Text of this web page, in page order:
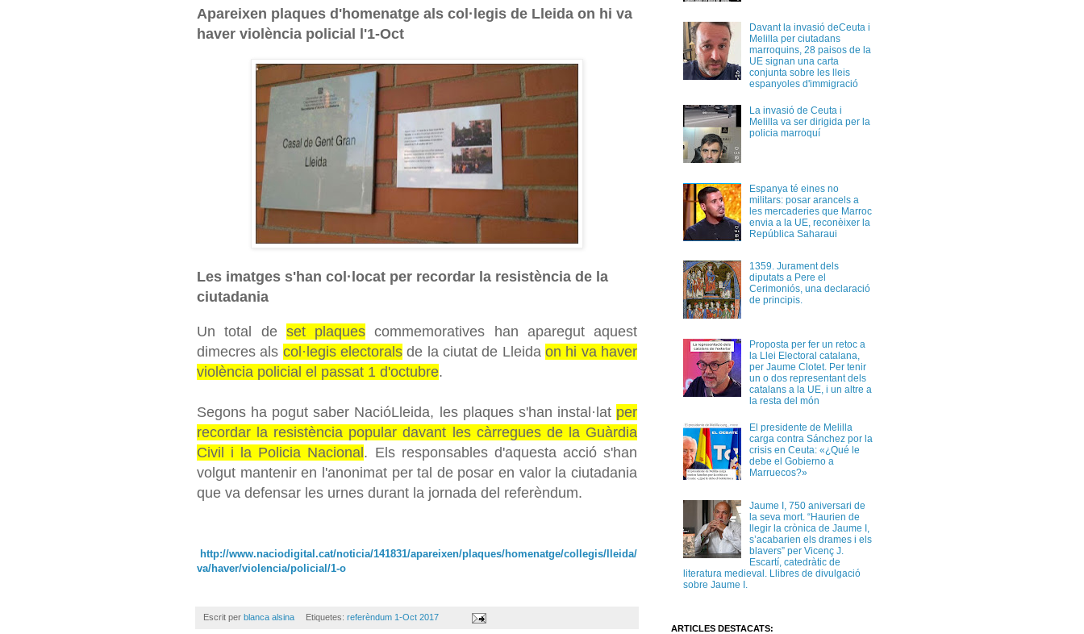
Apareixen plaques d'homenatge als col·legis de Lleida on hi va
haver violència policial l'1-Oct
Les imatges s'han col·locat per recordar la resistència de la
ciutadania
Un total de set plaques commemoratives han aparegut aquest
dimecres als col·legis electorals de la ciutat de Lleidaon hi va haver
violència policial el passat 1 d'octubre.
Segons ha pogut saber NacióLleida, les plaques s'han instal·lat per
recordar la resistència popular davant les càrregues de la Guàrdia
Civil i la Policia Nacional . Els responsables d'aquesta acció s'han
volgut mantenir en l'anonimat per tal de posar en valor la ciutadania
que va defensar les urnes durant la jornada del referèndum.
http://www.naciodigital.cat/noticia/141831/apareixen/plaques/homenatge/collegis/lleida/
va/haver/violencia/policial/1-o
Escrit per blanca alsina Etiquetes: referèndum 1-Oct 2017
Davant la invasió deCeuta i
Melilla per ciutadans
marroquins, 28 paisos de la
UE signan una carta
conjunta sobre les lleis
espanyoles d'immigració
La invasió de Ceuta i
Melilla va ser dirigida per la
policia marroquí
Espanya té eines no
militars: posar arancels a
les mercaderies que Marroc
envia a la UE, reconèixer la
República Saharaui
1359. Jurament dels
diputats a Pere el
Cerimoniós, una declaració
de principis.
Proposta per fer un retoc a
la Llei Electoral catalana,
per Jaume Clotet. Per tenir
un o dos representant dels
catalans a la UE, i un altre a
la resta del món
El presidente de Melilla
carga contra Sánchez por la
crisis en Ceuta: «¿Qué le
debe el Gobierno a
Marruecos?»
Jaume I, 750 aniversari de
la seva mort. “Haurien de
llegir la crònica de Jaume I,
s’acabarien els drames i els
blavers” per Vicenç J.
Escartí, catedràtic de
literatura medieval. Llibres de divulgació
sobre Jaume I.
ARTICLES DESTACATS: